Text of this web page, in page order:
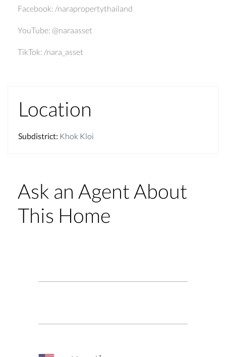
Facebook: /narapropertythailand
YouTube: @naraasset
TikTok: /nara_asset
Location
Subdistrict: Khok Kloi
Ask an Agent About
This Home